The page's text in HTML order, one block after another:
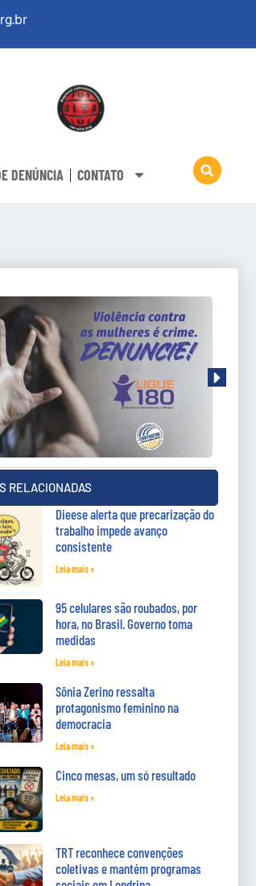
DENÚNCIA CONTATO
RELACIONADAS
Dieese alerta que precarização do
trabalho impede avanço
consistente
Leia mais »
95 celulares são roubados, por
hora, no Brasil. Governo toma
medidas
Leia mais »
Sônia Zerino ressalta
protagonismo feminino na
democracia
Leia mais »
Cinco mesas, um só resultado
Leia mais »
TRT reconhece convenções
coletivas e mantém programas